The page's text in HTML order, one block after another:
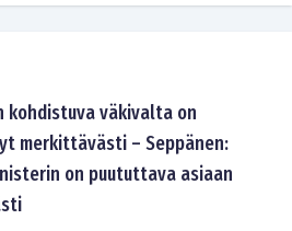
kohdistuva väkivalta on
merkittävästi – Seppänen:
on puututtava asiaan